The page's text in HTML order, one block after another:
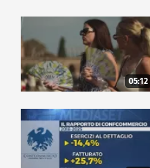
05:12